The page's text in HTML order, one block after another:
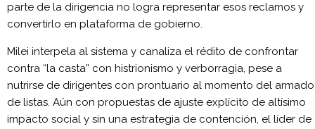
parte de la dirigencia no logra representar esos reclamos y
convertirlo en plataforma de gobierno.
Milei interpela al sistema y canaliza el rédito de confrontar
contra “la casta” con histrionismo y verborragia, pese a
nutrirse de dirigentes con prontuario al momento del armado
de listas. Aún con propuestas de ajuste explícito de altísimo
impacto social y sin una estrategia de contención, el líder de